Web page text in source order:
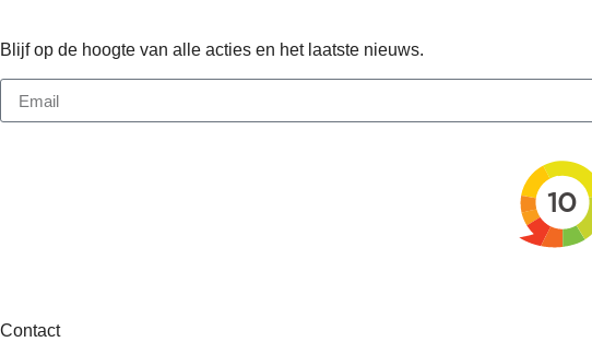
Blijf op de hoogte van alle acties en het laatste nieuws.
Contact